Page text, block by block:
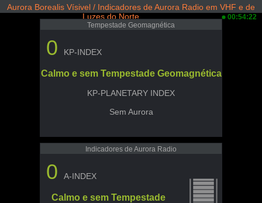
Aurora Borealis Vísivel / Indicadores de Aurora Radio em VHF e de
Luzes do Norte
00:54:22
Tempestade Geomagnética
0 KP-INDEX
Calmo e sem Tempestade Geomagnética
KP-PLANETARY INDEX
Sem Aurora
Indicadores de Aurora Radio
0 A-INDEX
Calmo e sem Tempestade